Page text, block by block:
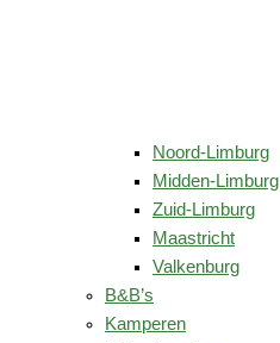
Noord-Limburg
Midden-Limburg
Zuid-Limburg
Maastricht
Valkenburg
B&B’s
Kamperen